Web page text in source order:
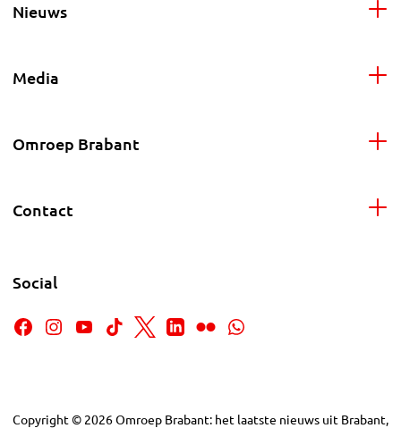
Nieuws
Media
Omroep Brabant
Contact
Social
Copyright © 2026Omroep Brabant: het laatste nieuws uit Brabant,